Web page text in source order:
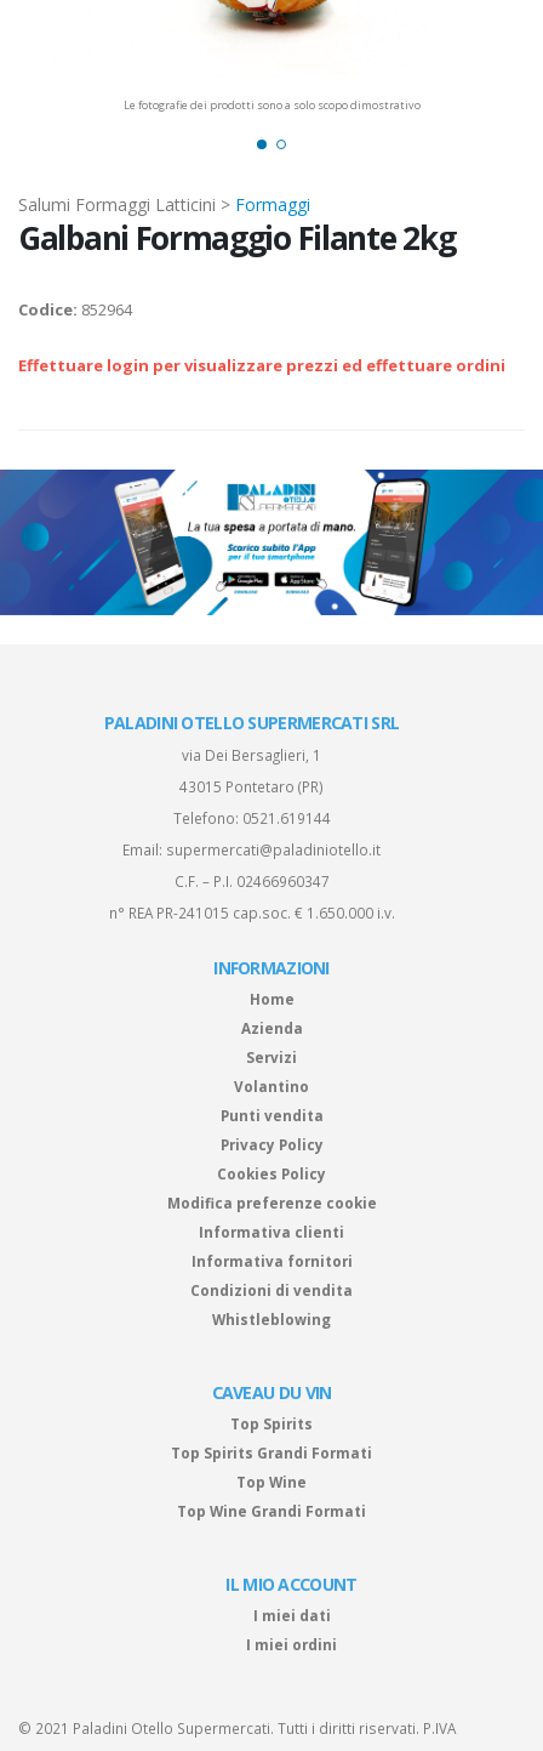
Le fotografie dei prodotti sono a solo scopo dimostrativo
Salumi Formaggi Latticini > Formaggi
Galbani Formaggio Filante 2kg
Codice: 852964
Effettuare login per visualizzare prezzi ed effettuare ordini
PALADINI OTELLO SUPERMERCATI SRL
via Dei Bersaglieri, 1
43015 Pontetaro (PR)
Telefono: 0521.619144
Email: supermercati@paladiniotello.it
C.F. – P.I. 02466960347
n° REA PR-241015 cap.soc. € 1.650.000 i.v.
INFORMAZIONI
Home
Azienda
Servizi
Volantino
Punti vendita
Privacy Policy
Cookies Policy
Modifica preferenze cookie
Informativa clienti
Informativa fornitori
Condizioni di vendita
Whistleblowing
CAVEAU DU VIN
Top Spirits
Top Spirits Grandi Formati
Top Wine
Top Wine Grandi Formati
IL MIO ACCOUNT
I miei dati
I miei ordini
© 2021 Paladini Otello Supermercati. Tutti i diritti riservati. P.IVA